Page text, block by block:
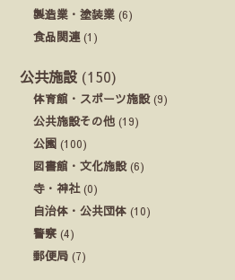
製造業・塗装業 (6)
食品関連 (1)
公共施設 (150)
体育館・スポーツ施設(9)
公共施設その他 (19)
公園 (100)
図書館・文化施設(6)
寺・神社(0)
自治体・公共団体 (10)
警察 (4)
郵便局 (7)